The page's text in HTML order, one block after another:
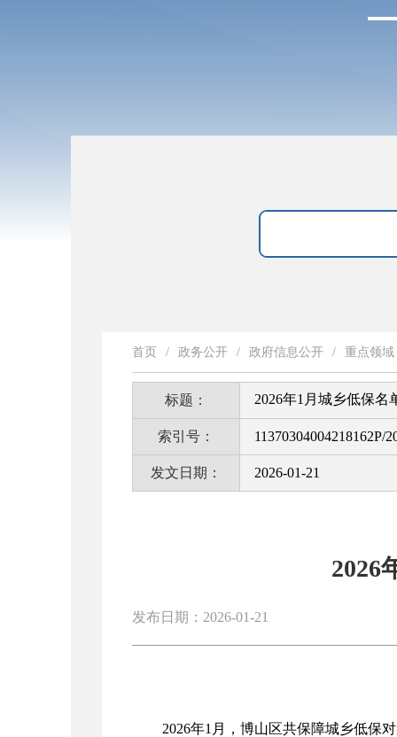
首页 / 政务公开 / 政府信息公开 / 重点领域
标题： 2026年1月城乡低保名
索引号： 11370304004218162P/
发文日期： 2026-01-21
2026
发布日期：2026-01-21
2026年1 月，博山区共保障城乡低保